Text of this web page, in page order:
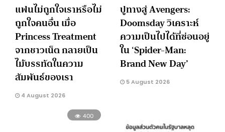
แฟนไม่ถูกใจเราหรือไม่
ถูกใจคนอื่น เมื่อ
Princess Treatment
จากชาวเน็ต กลายเป็น
ไม้บรรทัดในความ
สัมพันธ์ของเรา
4 August 2026
ปูทางสู่ Avengers:
Doomsday วิเคราะห์
ความเป็นไปได้ที่ซ่อนอยู่
ใน ‘Spider-Man:
Brand New Day’
5 August 2026
400